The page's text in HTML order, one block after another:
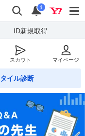
ログ
検索
通知
i
ID新規取得
スカウト マイページ
イル診断